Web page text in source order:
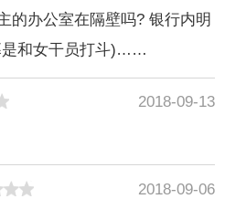
的办公室在隔壁吗? 银行内明
是和女干员打斗)……
2018-09-13
2018-09-06